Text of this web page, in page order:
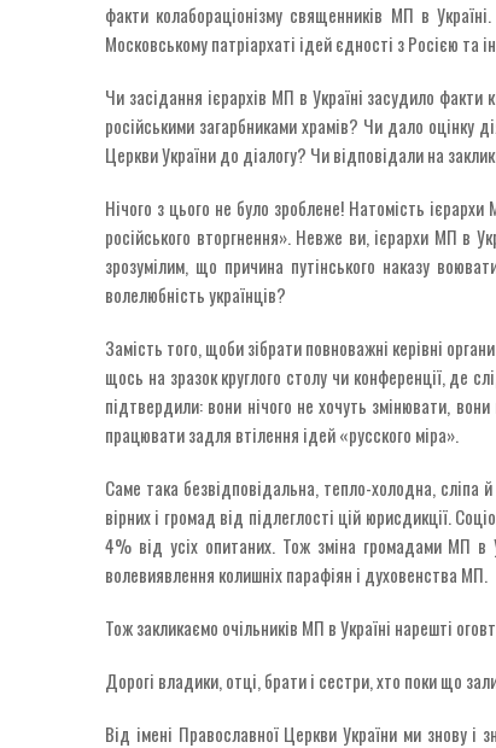
факти колабораціонізму священників МП в
Московському патріархаті ідей єдності з Росією та
Чи засідання ієрархів МП в Україні засудило
російськими загарбниками храмів? Чи дало оцінку
Церкви України до діалогу? Чи відповідали на
Нічого з цього не було зроблене! Натомість
російського вторгнення». Невже ви, ієрархи МП в
зрозумілим, що причина путінського наказу
волелюбність українців?
Замість того, щоби зібрати повноважні керівні
щось на зразок круглого столу чи конференції, де
підтвердили: вони нічого не хочуть змінювати,
працювати задля втілення ідей «русского міра».
Саме така безвідповідальна, тепло-холодна, сліпа
вірних і громад від підлеглості цій юрисдикції.
4% від усіх опитаних. Тож зміна громадами МП в
волевиявлення колишніх парафіян і духовенства МП.
Тож закликаємо очільників МП в Україні нарешті
Дорогі владики, отці, брати і сестри, хто поки що
Від імені Православної Церкви України ми знову